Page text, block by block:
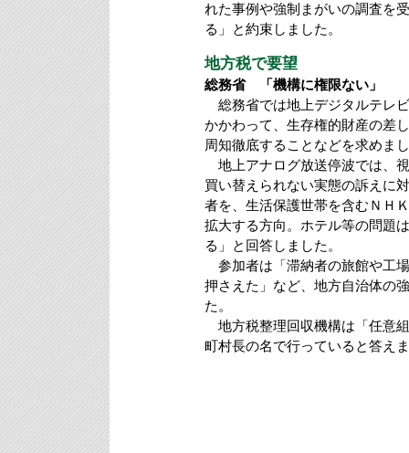
れた事例や強制まがいの調査を
る」と約束しました。
地方税で要望
総務省 「機構に権限ない」
総務省では地上デジタルテレ
かかわって、生存権的財産の差
周知徹底することなどを求めま
地上アナログ放送停波では、
買い替えられない実態の訴えに
者を、生活保護世帯を含むＮＨ
拡大する方向。ホテル等の問題
る」と回答しました。
参加者は「滞納者の旅館や工
押さえた」など、地方自治体の
た。
地方税整理回収機構は「任意
町村長の名で行っていると答え